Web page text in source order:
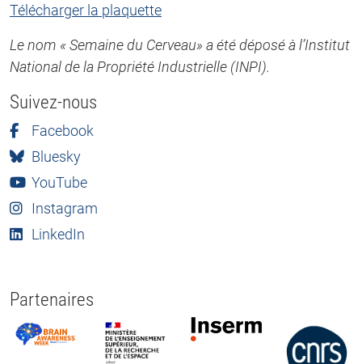
Télécharger la plaquette
Le nom « Semaine du Cerveau» a été déposé à l’Institut
National de la Propriété Industrielle (INPI).
Suivez-nous
Facebook
Bluesky
YouTube
Instagram
LinkedIn
Partenaires